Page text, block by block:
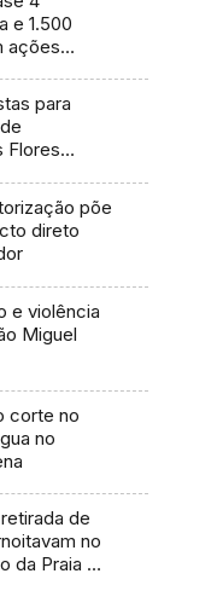
e 1.500
ações
para
Flores
põe
direto
e violência
Miguel
corte no
no
de
no
da Praia da